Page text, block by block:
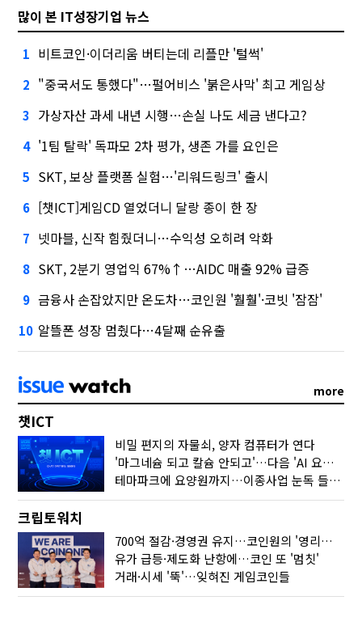
많이 본 IT성장기업 뉴스
1 비트코인·이더리움 버티는데 리플만 '털썩'
2 "중국서도 통했다"…펄어비스 '붉은사막' 최고 게임상
3 가상자산 과세 내년 시행…손실 나도 세금 낸다고?
4 '1팀 탈락' 독파모 2차 평가, 생존 가를 요인은
5 SKT, 보상 플랫폼 실험…'리워드링크' 출시
6 [챗ICT]게임CD 열었더니 달랑 종이 한 장
7 넷마블, 신작 힘줬더니…수익성 오히려 악화
8 SKT, 2분기 영업익 67%↑…AIDC 매출 92% 급증
9 금융사 손잡았지만 온도차…코인원 '훨훨'·코빗 '잠잠'
10 알뜰폰 성장 멈췄다…4달째 순유출
more
챗ICT
비밀 편지의 자물쇠, 양자 컴퓨터가 연다
'마그네슘 되고 칼슘 안되고'…다음 'AI 요약' 갈 길은
테마파크에 요양원까지…이종사업 눈독 들이는 게임사
크립토워치
700억 절감·경영권 유지…코인원의 '영리한 딜'
유가 급등·제도화 난항에…코인 또 '멈칫'
거래·시세 '뚝'…잊혀진 게임코인들